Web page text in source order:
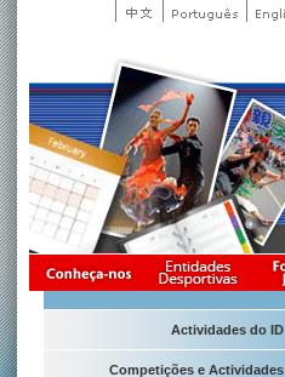
Actividades do ID
Competições e Actividades